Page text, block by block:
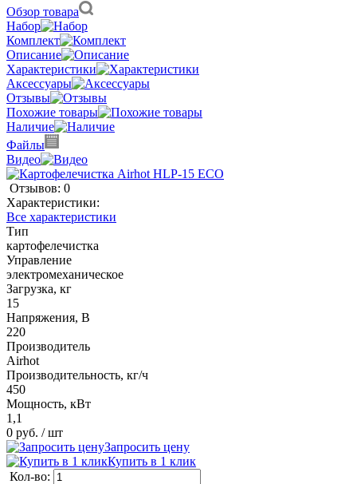
Обзор товара
Набор
Комплект
Описание
Характеристики
Аксессуары
Отзывы
Похожие товары
Наличие
Файлы
Видео
Отзывов: 0
Характеристики:
Все характеристики
Тип
картофелечистка
Управление
электромеханическое
Загрузка, кг
15
Напряжения, В
220
Производитель
Airhot
Производительность, кг/ч
450
Мощность, кВт
1,1
0 руб. / шт
Запросить цену
Купить в 1 клик
Кол-во: